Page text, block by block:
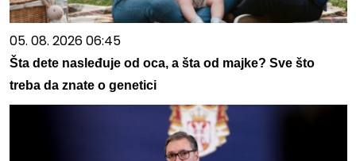
05. 08. 2026 06:45
Šta dete nasleđuje od oca, a šta od majke? Sve što
treba da znate o genetici